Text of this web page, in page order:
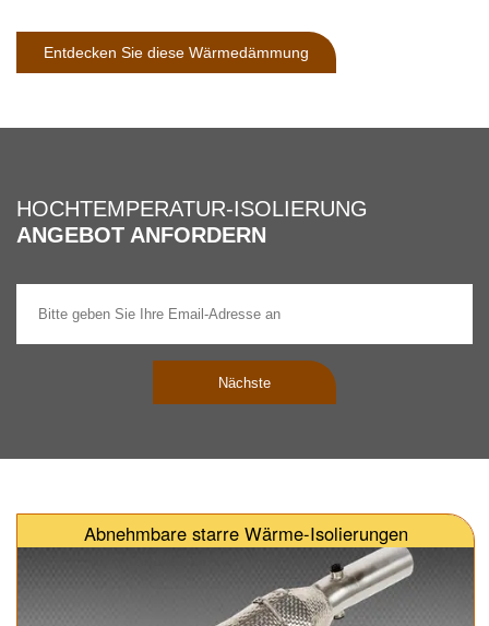
Entdecken Sie diese Wärmedämmung
HOCHTEMPERATUR-ISOLIERUNG
ANGEBOT ANFORDERN
Nächste
Abnehmbare starre Wärme-Isolierungen